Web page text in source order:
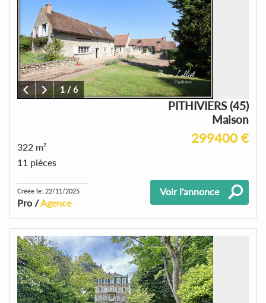
1 /6
PITHIVIERS (45)
Maison
299400 €
322 m²
11 pièces
Créée le: 22/11/2025
Pro /Agence
Voir l'annonce